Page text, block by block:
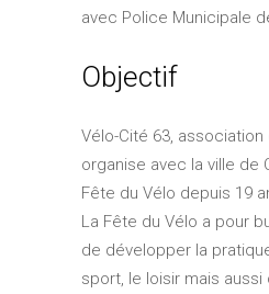
avec Police Municipale
Objectif
Vélo-Cité 63,
organise avec la ville de
Fête du Vélo depuis 19
La Fête du Vélo a pour
de développer la
sport, le loisir mais